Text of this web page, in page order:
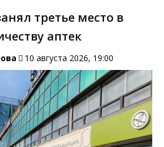
третье место в
аптек
10 августа 2026, 19:00